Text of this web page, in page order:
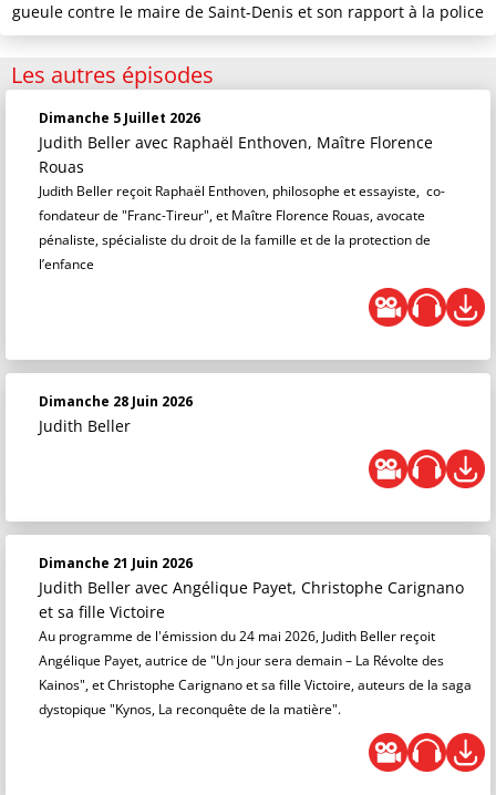
gueule contre le maire de Saint-Denis et son rapport à la police
Les autres épisodes
Dimanche 5 Juillet 2026
Judith Beller avec Raphaël Enthoven, Maître Florence
Rouas
Judith Beller reçoit Raphaël Enthoven, philosophe et essayiste, co-
fondateur de "Franc-Tireur", et Maître Florence Rouas, avocate
pénaliste, spécialiste du droit de la famille et de la protection de
l’enfance
Dimanche 28 Juin 2026
Judith Beller
Dimanche 21 Juin 2026
Judith Beller avec Angélique Payet, Christophe Carignano
et sa fille Victoire
Au programme de l'émission du 24 mai 2026, Judith Beller reçoit
Angélique Payet, autrice de "Un jour sera demain – La Révolte des
Kainos", et Christophe Carignano et sa fille Victoire, auteurs de la saga
dystopique "Kynos, La reconquête de la matière".